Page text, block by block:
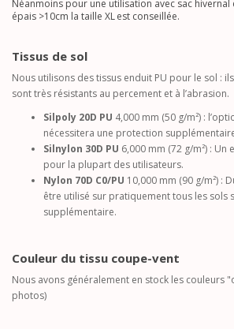
Néanmoins pour une utilisation avec sac
épais >10cm la taille XL est conseillée.
Tissus de sol
Nous utilisons des tissus enduit PU pour le sol :
sont très résistants au percement et à l’abrasion.
Silpoly 20D PU 4,000 mm (50 g/m²) :
nécessitera une protection
Silnylon 30D PU 6,000 mm (72 g/m²) :
pour la plupart des utilisateurs.
Nylon 70D C0/PU 10,000 mm (90 g/m²) :
être utilisé sur pratiquement tous les sols
supplémentaire.
Couleur du tissu coupe-vent
Nous avons généralement en stock les couleurs
photos)